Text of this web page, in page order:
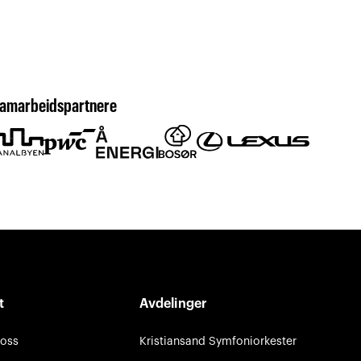
Avdelinger
Kristiansand Symfoniorkester